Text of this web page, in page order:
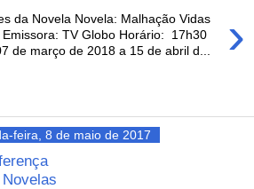
›
da Novela Novela: Malhação Vidas
Emissora: TV Globo Horário: 17h30
de março de 2018 a 15 de abril d...
feira, 8 de maio de 2017